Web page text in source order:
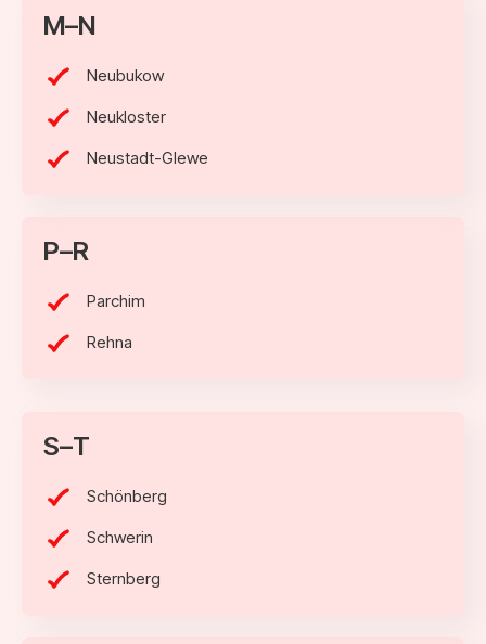
M–N
Neubukow
Neukloster
Neustadt-Glewe
P–R
Parchim
Rehna
S–T
Schönberg
Schwerin
Sternberg